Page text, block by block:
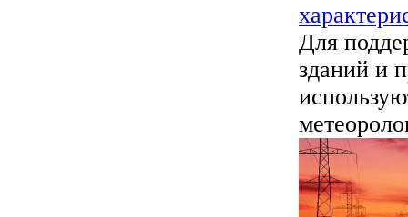
Для
зданий и